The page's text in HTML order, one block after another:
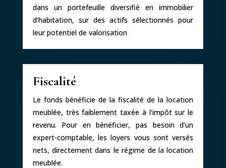
dans un portefeuille diversifié en immobilier
d’habitation, sur des actifs sélectionnés pour
leur potentiel de valorisation
Fiscalité
Le fonds bénéficie de la fiscalité de la location
meublée, très faiblement taxée à l’impôt sur le
revenu. Pour en bénéficier, pas besoin d’un
expert-comptable, les loyers vous sont versés
nets, directement dans le régime de la location
meublée.